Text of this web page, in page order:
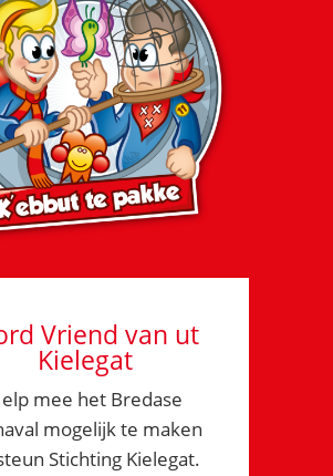
Vriend van ut
Kielegat
mee het Bredase
mogelijk te maken
Stichting Kielegat.